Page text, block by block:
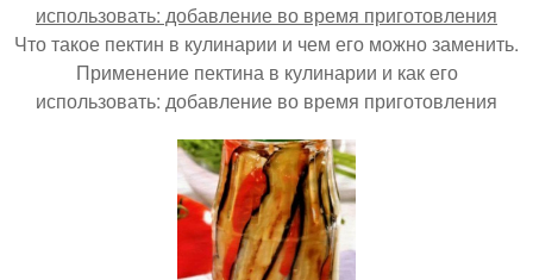
Что такое пектин в кулинарии и чем его можно заменить.
Применение пектина в кулинарии и как его
использовать: добавление во время приготовления